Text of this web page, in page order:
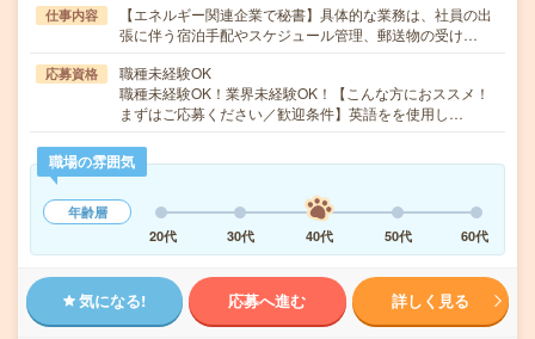
仕事内容
【エネルギー関連企業で秘書】具体的な業務は、社員の出
張に伴う宿泊手配やスケジュール管理、郵送物の受け…
応募資格
職種未経験OK
職種未経験OK！業界未経験OK！【こんな方におススメ！
まずはご応募ください／歓迎条件】英語をを使用し…
職場の雰囲気
年齢層
20代
30代 40代 50代 60代
気になる! 応募へ進む 詳しく見る